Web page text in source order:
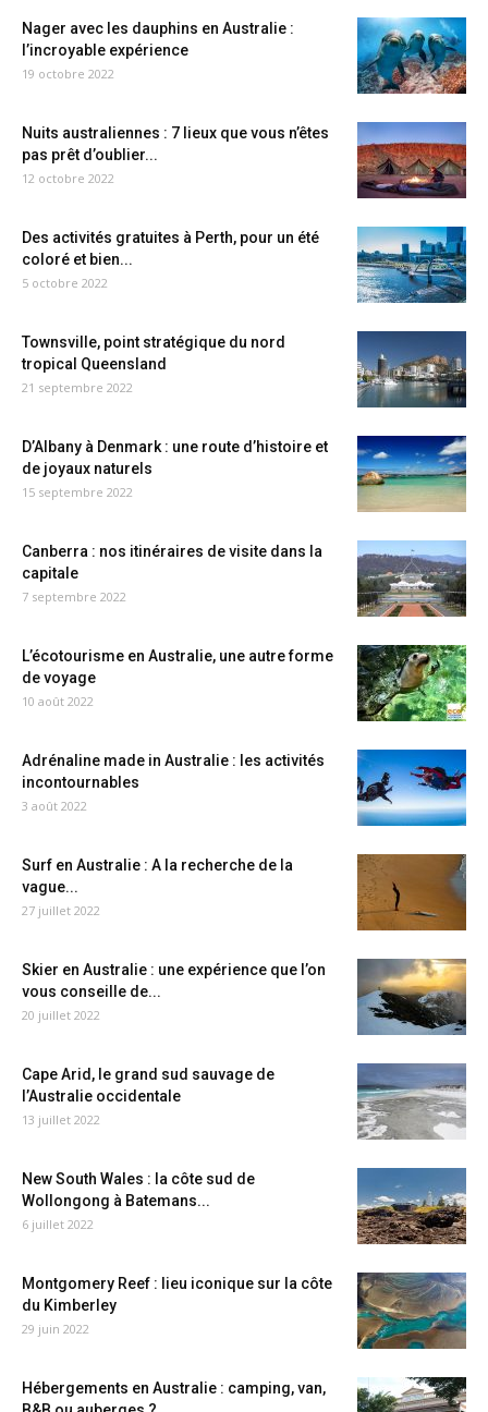
Nager avec les dauphins en Australie :
l’incroyable expérience
19 octobre 2022
Nuits australiennes : 7 lieux que vous n’êtes
pas prêt d’oublier...
12 octobre 2022
Des activités gratuites à Perth, pour un été
coloré et bien...
5 octobre 2022
Townsville, point stratégique du nord
tropical Queensland
21 septembre 2022
D’Albany à Denmark : une route d’histoire et
de joyaux naturels
15 septembre 2022
Canberra : nos itinéraires de visite dans la
capitale
7 septembre 2022
L’écotourisme en Australie, une autre forme
de voyage
10 août 2022
Adrénaline made in Australie : les activités
incontournables
3 août 2022
Surf en Australie : A la recherche de la
vague...
27 juillet 2022
Skier en Australie : une expérience que l’on
vous conseille de...
20 juillet 2022
Cape Arid, le grand sud sauvage de
l’Australie occidentale
13 juillet 2022
New South Wales : la côte sud de
Wollongong à Batemans...
6 juillet 2022
Montgomery Reef : lieu iconique sur la côte
du Kimberley
29 juin 2022
Hébergements en Australie : camping, van,